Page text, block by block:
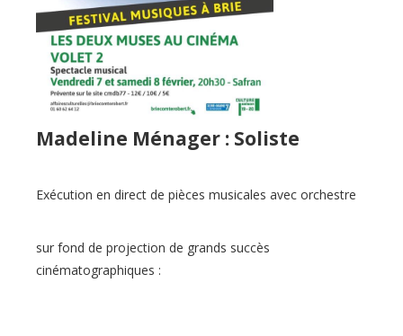
Madeline Ménager : Soliste
Exécution en direct de pièces musicales avec orchestre
sur fond de projection de grands succès
cinématographiques :